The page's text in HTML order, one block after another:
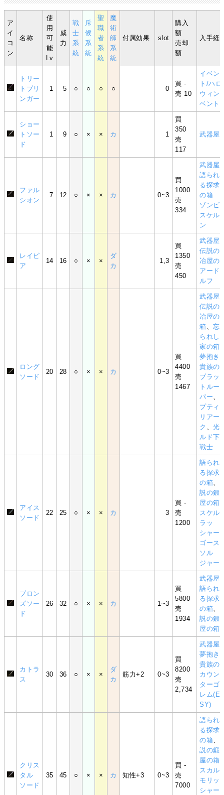
ア
イ
コ
ン
名称
使
用
可
能
Lv
威
力
戦
士
系
統
斥
候
系
統
聖
職
者
系
統
魔
術
師
系
統
付属効果 slot
購入
額
売却
額
入手経
トリー
トブリ
ンガー
1 5 ○ ○ ○ ○ 0
買 -
売 10
イベン
ト/ハロ
ウィン
ベント
ショー
トソー
ド
1 9 ○ × × カ 1
買
350
売
117
武器屋
ファル
シオン
7 12 ○ × × カ 0~3
買
1000
売
334
武器屋
語られ
る探求
の箱
ゾンビ
スケル
ン
レイピ
ア
14 16 ○ × ×
ダ
カ
1,3
買
1350
売
450
武器屋
伝説の
冶屋の
アード
ルフ
ロング
ソード
20 28 ○ × × カ 0~3
買
4400
売
1467
武器屋
伝説の
冶屋の
箱、忘
られし
家の箱
夢抱き
貴族の
ブラッ
トルー
パー、
プティ
リアー
ク 、光
ルド下
戦士
アイス
ソード
22 25 ○ × × カ 3
買 -
売
1200
語られ
る探求
の箱、
説の鍛
屋の箱
スケル
ラッ
シャー
ゴース
ソル
ジャー
ブロン
ズソー
ド
26 32 ○ × × カ 1~3
買
5800
売
1934
武器屋
語られ
る探求
の箱、
説の鍛
屋の箱
カトラ
ス
30 36 ○ × ×
ダ
カ
筋力+2 0~3
買
8200
売
2,734
武器屋
夢抱き
貴族の
カウン
ターゴ
レム
SY)
クリス
タル
ソード
35 45 ○ × × カ 知性+3 0~3
買 -
売
7000
語られ
る探求
の箱、
説の鍛
屋の箱
スカル
モリッ
シャー